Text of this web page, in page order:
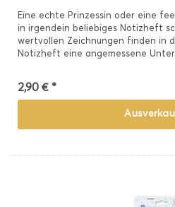
Eine echte Prinzessin oder eine
in irgendein beliebiges Notizheft
wertvollen Zeichnungen finden in
Notizheft eine angemessene
2,90 € *